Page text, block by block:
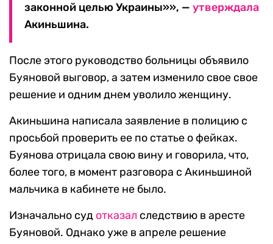
законной целью Украины»», — утверждала
Акиньшина.
После этого руководство больницы объявило
Буяновой выговор, а затем изменило свое свое
решение и одним днем уволило женщину.
Акиньшина написала заявление в полицию с
просьбой проверить ее по статье о фейках.
Буянова отрицала свою вину и говорила, что,
более того, в момент разговора с Акиньшиной
мальчика в кабинете не было.
Изначально суд отказал следствию в аресте
Буяновой. Однако уже в апреле решение